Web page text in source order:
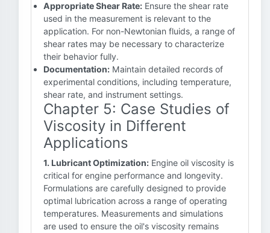
Appropriate Shear Rate: Ensure the shear rate
used in the measurement is relevant to the
application. For non-Newtonian fluids, a range of
shear rates may be necessary to characterize
their behavior fully.
Documentation: Maintain detailed records of
experimental conditions, including temperature,
shear rate, and instrument settings.
Chapter 5: Case Studies of
Viscosity in Different
Applications
1. Lubricant Optimization: Engine oil viscosity is
critical for engine performance and longevity.
Formulations are carefully designed to provide
optimal lubrication across a range of operating
temperatures. Measurements and simulations
are used to ensure the oil's viscosity remains